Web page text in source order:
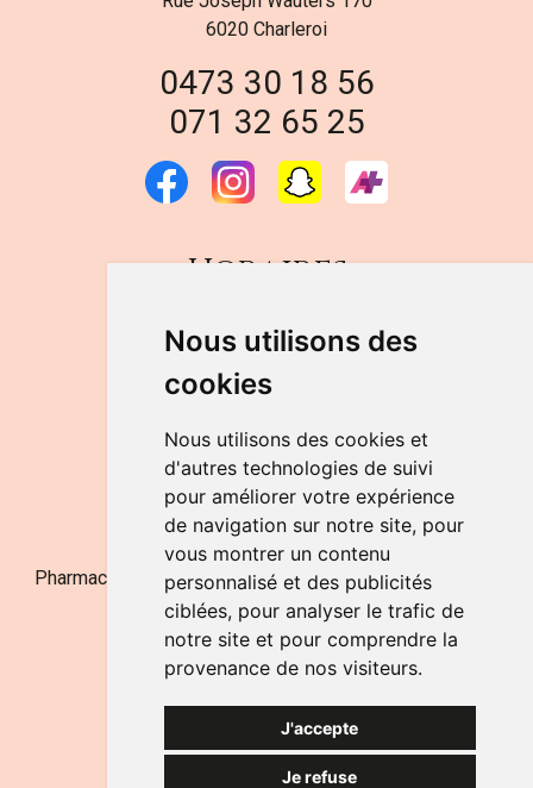
Nous utilisons des
cookies
Nous utilisons des cookies et
d'autres technologies de suivi
pour améliorer votre expérience
de navigation sur notre site, pour
vous montrer un contenu
personnalisé et des publicités
ciblées, pour analyser le trafic de
notre site et pour comprendre la
provenance de nos visiteurs.
J'accepte
Je refuse
6020 Charleroi
0473 30 18 56
071 32 65 25
Horaires
DU LUNDI AU VENDREDI
de 9h à 12h30 et de 14h à 18h
LE SAMEDI
de 9h à 12h30
NOUS CONTACTER
Pharmacie Jufarma - Fatima Abachra - APB 521704 - N°
Entreprise BE0882-700-592